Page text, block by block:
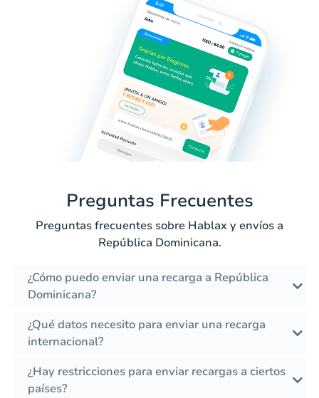
Preguntas Frecuentes
Preguntas frecuentes sobre Hablax y envíos a
República Dominicana.
¿Cómo puedo enviar una recarga a República
Dominicana?
¿Qué datos necesito para enviar una recarga
internacional?
¿Hay restricciones para enviar recargas a ciertos
países?